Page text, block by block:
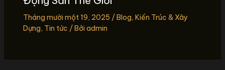
Tháng mười một 19, 2025 / Blog, Kiến Trúc & Xây
Dựng, Tin tức / Bởi admin